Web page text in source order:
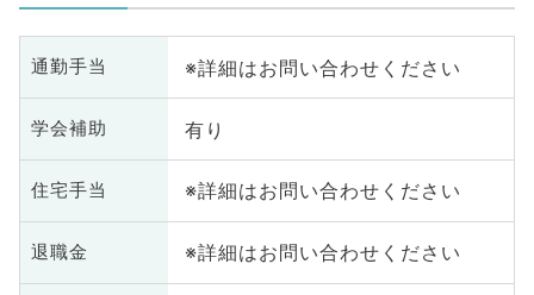
通勤手当 ※詳細はお問い合わせください
学会補助 有り
住宅手当 ※詳細はお問い合わせください
退職金 ※詳細はお問い合わせください